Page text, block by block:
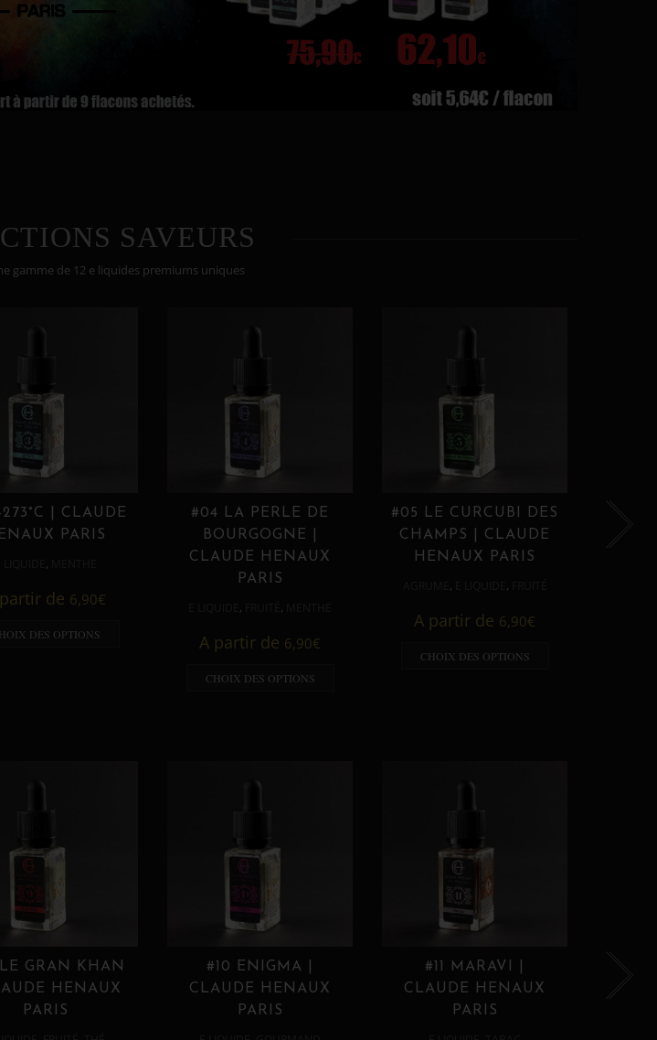
SAVEURS
gamme de 12 e liquides premiums uniques
| CLAUDE
PARIS
,
de 6,90€
DES OPTIONS
#04 LA PERLE DE
BOURGOGNE |
CLAUDE HENAUX
PARIS
, ,
A partir de 6,90€
CHOIX DES OPTIONS
#05 LE CURCUBI DES
CHAMPS | CLAUDE
HENAUX PARIS
, ,
A partir de 6,90€
CHOIX DES OPTIONS
GRAN KHAN
HENAUX
PARIS
#10 ENIGMA |
CLAUDE HENAUX
PARIS
#11 MARAVI |
CLAUDE HENAUX
PARIS